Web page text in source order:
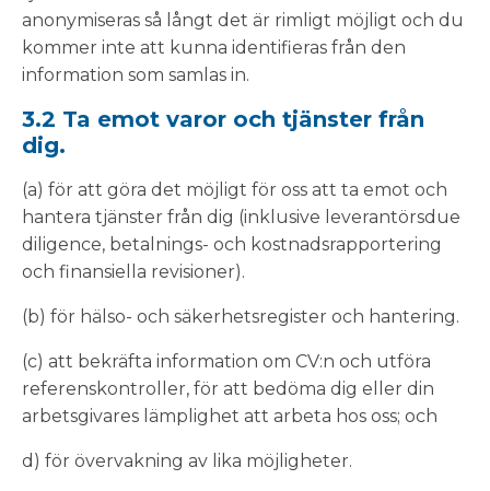
anonymiseras så långt det är rimligt möjligt och du
kommer inte att kunna identifieras från den
information som samlas in.
3.2 Ta emot varor och tjänster från
dig.
(a) för att göra det möjligt för oss att ta emot och
hantera tjänster från dig (inklusive leverantörsdue
diligence, betalnings- och kostnadsrapportering
och finansiella revisioner).
(b) för hälso- och säkerhetsregister och hantering.
(c) att bekräfta information om CV:n och utföra
referenskontroller, för att bedöma dig eller din
arbetsgivares lämplighet att arbeta hos oss; och
d) för övervakning av lika möjligheter.